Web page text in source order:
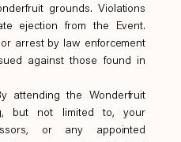
grounds. Violations
ejection from the Event.
arrest by law enforcement
against those found in
attending the Wonderfruit
but not limited to, your
or any appointed